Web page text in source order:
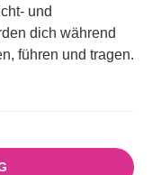
und
dich während
führen und tragen.